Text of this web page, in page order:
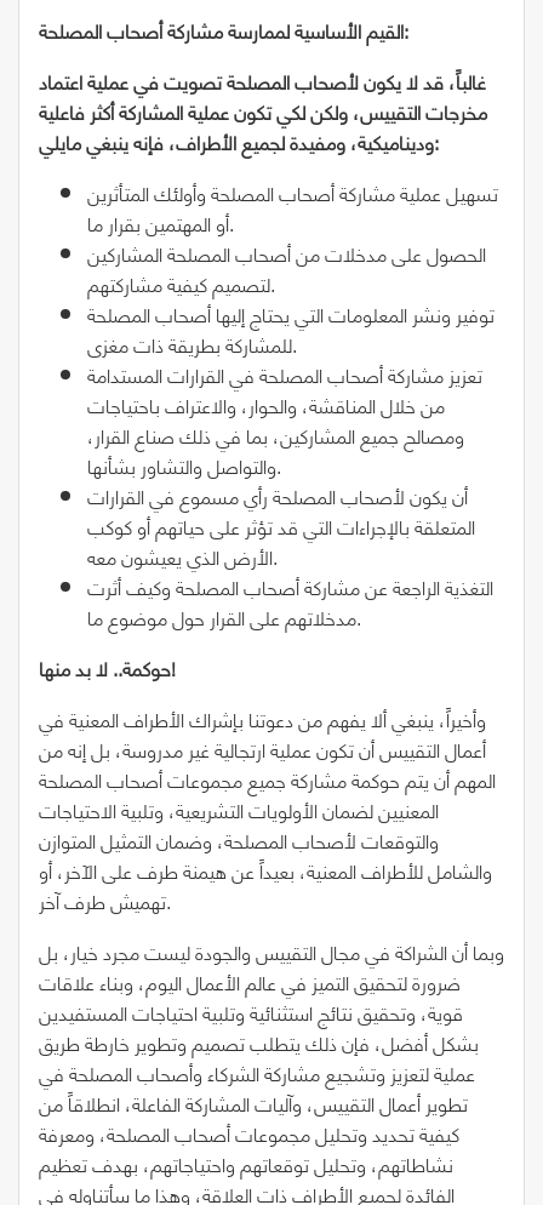
القيم الأساسية لممارسة مشاركة أصحاب المصلحة:
غالباً، قد لا يكون لأصحاب المصلحة تصويت في عملية اعتماد
مخرجات التقييس، ولكنلكي تكون عمليةالمشاركة أكثر فاعلية
وديناميكية، ومفيدة لجميع الأطراف، فإنه ينبغي مايلي:
تسهيل عملية مشاركة أصحاب المصلحة وأولئك المتأثرين
أو المهتمين بقرار ما.
الحصول على مدخلات من أصحاب المصلحة المشاركين
لتصميم كيفية مشاركتهم.
توفير ونشر المعلومات التي يحتاج إليها أصحاب المصلحة
للمشاركة بطريقة ذات مغزى.
تعزيز مشاركة أصحاب المصلحة في القرارات المستدامة
من خلال المناقشة، والحوار، والاعتراف باحتياجات
ومصالح جميع المشاركين، بما في ذلك صناع القرار،
والتواصل والتشاور بشأنها.
أن يكون لأصحاب المصلحة رأي مسموع في القرارات
المتعلقة بالإجراءات التي قد تؤثر على حياتهم أو كوكب
الأرض الذي يعيشون معه.
التغذية الراجعة عن مشاركة أصحاب المصلحة وكيف أثرت
مدخلاتهم على القرار حول موضوع ما.
حوكمة.. لا بد منها!
وأخيراً، ينبغي ألا يفهم من دعوتنا بإشراك الأطراف المعنية في
أعمال التقييس أن تكون عملية ارتجالية غير مدروسة، بل إنه من
المهم أن يتم حوكمة مشاركة جميع مجموعات أصحاب المصلحة
المعنيين لضمان الأولويات التشريعية، وتلبية الاحتياجات
والتوقعات لأصحاب المصلحة، وضمان التمثيل المتوازن
والشامل للأطراف المعنية، بعيداً عن هيمنة طرف على الآخر، أو
تهميش طرف آخر.
وبما أن الشراكة في مجال التقييس والجودة ليست مجرد خيار، بل
ضرورة لتحقيق التميز في عالم الأعمال اليوم، وبناء علاقات
قوية، وتحقيق نتائج استثنائية وتلبية احتياجات المستفيدين
بشكل أفضل، فإن ذلك يتطلب تصميم وتطوير خارطة طريق
عملية لتعزيز وتشجيع مشاركة الشركاء وأصحاب المصلحة في
تطوير أعمال التقييس، وآليات المشاركة الفاعلة، انطلاقاً من
كيفية تحديد وتحليل مجموعات أصحاب المصلحة، ومعرفة
نشاطاتهم، وتحليل توقعاتهم واحتياجاتهم، بهدف تعظيم
الفائدة لجميع الأطراف ذات العلاقة، وهذا ما سأتناوله في